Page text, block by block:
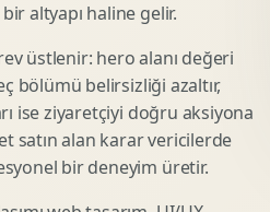
Display Banner Tasarimi
Video Reklam Kreatifi
Outdoor Reklam Tasarimi
altyapı haline gelir.
üstlenir: hero alanı değeri
bölümü belirsizliği azaltır,
ise ziyaretçiyi doğru aksiyona
satın alan karar vericilerde
bir deneyim üretir.